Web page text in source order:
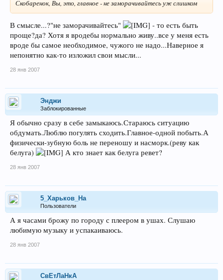
Скобаренок, Вы, это, главное - не заморачивайтесь уж слишком
В смысле...?"не заморачивайтесь"
- то есть быть
проще?да? Хотя я вродебы нормально живу..все у меня есть
вроде бы самое необходимое, чужого не надо...Наверное я
непонятно как-то изложил свои мысли...
28 янв 2007
Энджи
Заблокированные
Я обычно сразу в себе замыкаюсь.Стараюсь ситуацию
обдумать.Люблю погулять сходить.Главное-одной побыть.А
физически-зубную боль не переношу и насморк.(реву как
белуга)
А кто знает как белуга ревет?
28 янв 2007
5_Харьков_На
Пользователи
А я часами брожу по городу с плеером в ушах. Слушаю
любимую музыку и успакаиваюсь.
28 янв 2007
СвЕтЛаНкА